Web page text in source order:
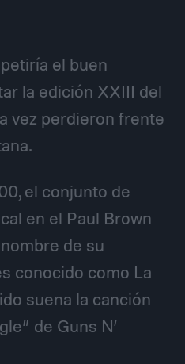
el buen
la edición XXIII del
vez perdieron frente
el conjunto de
en el Paul Brown
de su
conocido como La
suena la canción
de Guns N’